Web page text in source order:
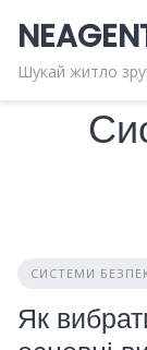
content
Шукай житло
СИСТЕМИ
Як